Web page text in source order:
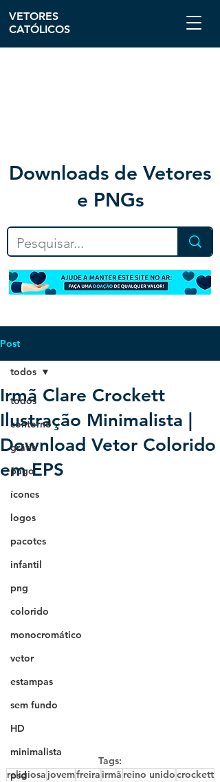
Downloads de Vetores
e PNGs
VETORES
CATÓLICOS
Post
todos
contorno
grátis
pago
ícones
logos
pacotes
infantil
png
colorido
monocromático
vetor
estampas
sem fundo
HD
minimalista
psd
todos
Irmã Clare Crockett
Ilustração Minimalista |
Download Vetor Colorido
em EPS
Tags:
religiosa jovemfreira irmã reino unidocrockett